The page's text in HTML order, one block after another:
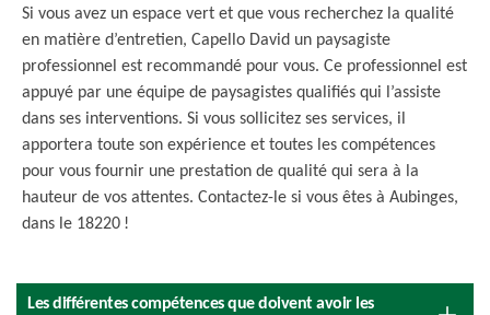
Si vous avez un espace vert et que vous recherchez la qualité
en matière d’entretien, Capello David un paysagiste
professionnel est recommandé pour vous. Ce professionnel est
appuyé par une équipe de paysagistes qualifiés qui l’assiste
dans ses interventions. Si vous sollicitez ses services, il
apportera toute son expérience et toutes les compétences
pour vous fournir une prestation de qualité qui sera à la
hauteur de vos attentes. Contactez-le si vous êtes à Aubinges,
dans le 18220 !
Les différentes compétences que doivent avoir les